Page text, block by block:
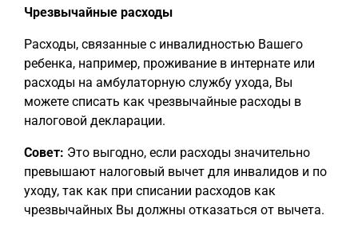
Чрезвычайные расходы
Расходы, связанные с инвалидностью Вашего
ребенка, например, проживание в интернате или
расходы на амбулаторную службу ухода, Вы
можете списать как чрезвычайные расходы в
налоговой декларации.
Совет: Это выгодно, если расходы значительно
превышают налоговый вычет для инвалидов и по
уходу, так как при списании расходов как
чрезвычайных Вы должны отказаться от вычета.